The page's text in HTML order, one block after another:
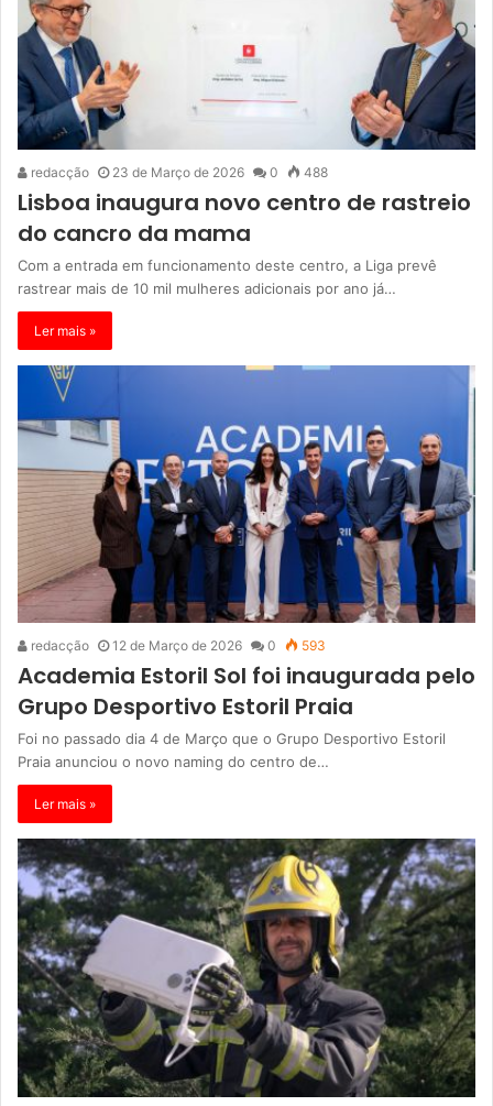
redacção 23 de Março de 2026 0 488
Lisboa inaugura novo centro de rastreio
do cancro da mama
Com a entrada em funcionamento deste centro, a Liga prevê
rastrear mais de 10 mil mulheres adicionais por ano já…
Ler mais »
redacção 12 de Março de 2026 0 593
Academia Estoril Sol foi inaugurada pelo
Grupo Desportivo Estoril Praia
Foi no passado dia 4 de Março que o Grupo Desportivo Estoril
Praia anunciou o novo naming do centro de…
Ler mais »